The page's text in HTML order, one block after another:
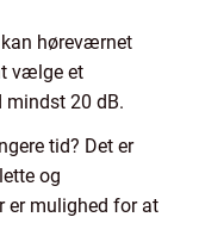
høreværnet
vælge et
mindst 20 dB.
tid? Det er
og
er mulighed for at